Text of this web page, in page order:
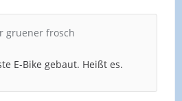
gruener frosch
E-Bike gebaut. Heißt es.